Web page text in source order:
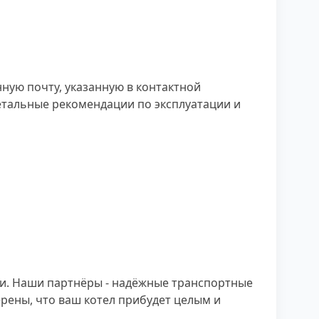
почту, указанную в контактной
рекомендации по эксплуатации и
Наши партнёры - надёжные транспортные
что ваш котел прибудет целым и